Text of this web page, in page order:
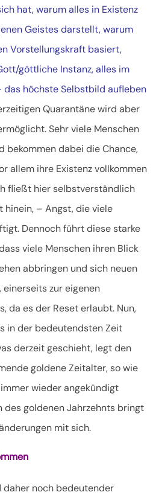
hat, warum alles in Existenz
Geistes darstellt, warum
Vorstellungskraft basiert,
göttliche Instanz, alles im
höchste Selbstbild aufleben
Quarantäne wird aber
Sehr viele Menschen
bekommen dabei die Chance,
allem ihre Existenz vollkommen
fließt hier selbstverständlich
hinein, – Angst, die viele
Dennoch führt diese starke
viele Menschen ihren Blick
abbringen und sich neuen
zur eigenen
da es der Reset erlaubt. Nun,
in der bedeutendsten Zeit
derzeit geschieht, legt den
goldene Zeitalter, so wie
wieder angekündigt
des goldenen Jahrzehnts bringt
mit sich.
daher noch bedeutender